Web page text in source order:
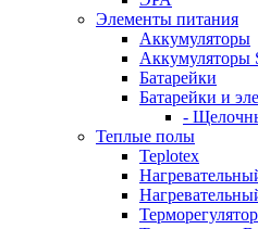
Элементы питания
Аккумуляторы
Аккумуляторы
Батарейки
Батарейки и
-
Теплые полы
Teplotex